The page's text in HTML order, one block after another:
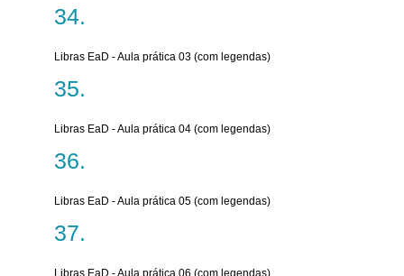
Libras EaD - Aula prática 03 (com legendas)
Libras EaD - Aula prática 04 (com legendas)
Libras EaD - Aula prática 05 (com legendas)
Libras EaD - Aula prática 06 (com legendas)